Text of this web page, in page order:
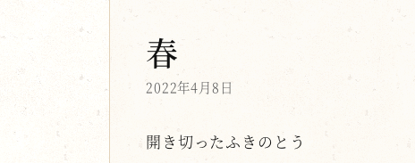
春
2022年4月8日
開き切ったふきのとう